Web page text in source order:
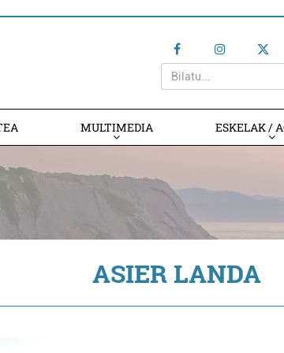
MULTIMEDIA ESKELAK /
ASIER LANDA